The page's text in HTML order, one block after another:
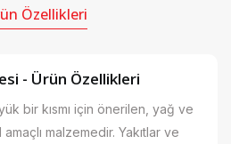
Özellikleri
- Ürün Özellikleri
bir kısmı için önerilen, yağ ve
malzemedir. Yakıtlar ve